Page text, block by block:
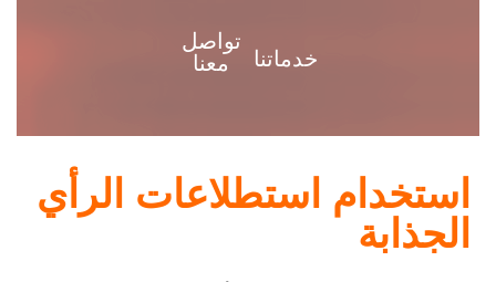
خدماتنا
تواصل
معنا
استخدام استطلاعات الرأي
الجذابة